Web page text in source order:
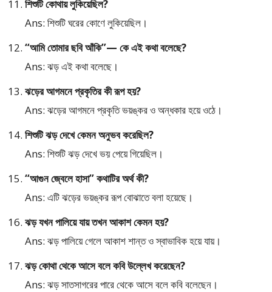
শিশুটি কোথায় লুকিয়েছিল?
Ans: শিশুটি ঘরের কোণে লুকিয়েছিল।
“আমি তোমার ছবি আঁকি”— কে এই কথা বলেছে?
Ans: ঝড় এই কথা বলেছে।
ঝড়ের আগমনে প্রকৃতির কী রূপ হয়?
Ans: ঝড়ের আগমনে প্রকৃতি ভয়ঙ্কর ও অন্ধকার হয়ে ওঠে।
শিশুটি ঝড় দেখে কেমন অনুভব করেছিল?
Ans: শিশুটি ঝড় দেখে ভয় পেয়ে গিয়েছিল।
“আগুন জ্বেলে হাসা” কথাটির অর্থ কী?
Ans: এটি ঝড়ের ভয়ঙ্কর রূপ বোঝাতে বলা হয়েছে।
ঝড় যখন পালিয়ে যায় তখন আকাশ কেমন হয়?
Ans: ঝড় পালিয়ে গেলে আকাশ শান্ত ও স্বাভাবিক হয়ে যায়।
ঝড় কোথা থেকে আসে বলে কবি উল্লেখ করেছেন?
Ans: ঝড় সাতসাগরের পারে থেকে আসে বলে কবি বলেছেন।